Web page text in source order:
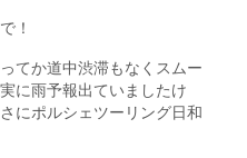
！
てか道中渋滞もなくスムー
に雨予報出ていましたけ
にポルシェツーリング日和